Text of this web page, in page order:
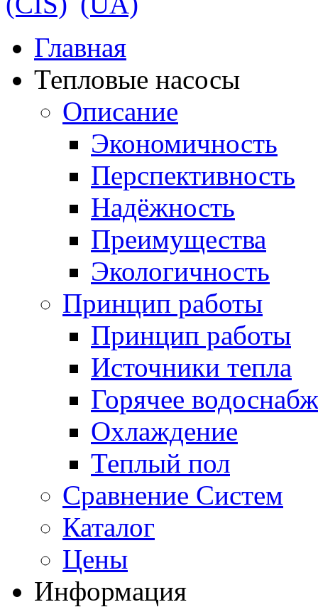
Главная
Тепловые насосы
Описание
Экономичность
Перспективность
Надёжность
Преимущества
Экологичность
Принцип работы
Принцип работы
Источники тепла
Горячее
Охлаждение
Теплый пол
Сравнение Систем
Каталог
Цены
Информация